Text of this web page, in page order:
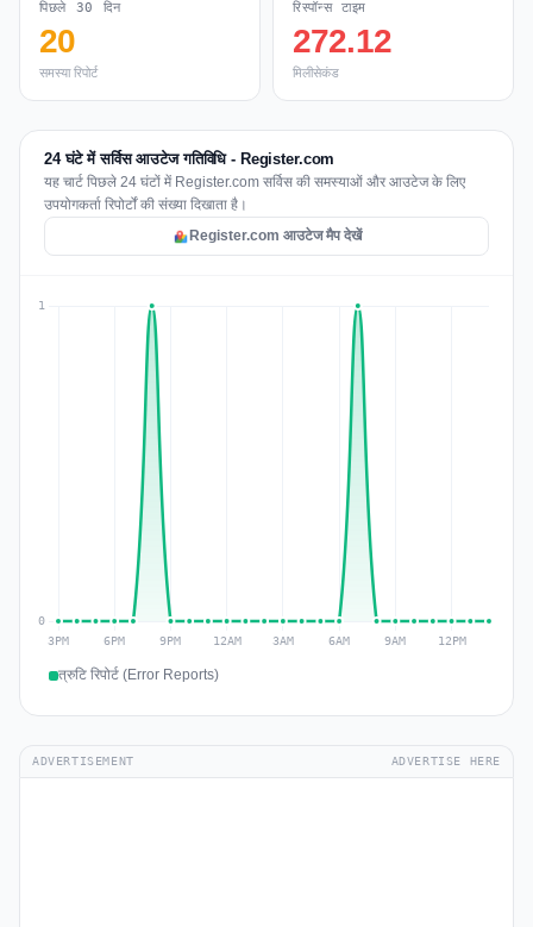
पिछले 30 दिन
20
समस्या रिपोर्ट
रिस्पॉन्स टाइम
272.12
मिलीसेकंड
24 घंटे में सर्विस आउटेज गतिविधि - Register.com
यह चार्ट पिछले 24 घंटों में Register.com सर्विस की समस्याओं और आउटेज के लिए
उपयोगकर्ता रिपोर्टों की संख्या दिखाता है।
Register.com आउटेज मैप देखें
त्रुटि रिपोर्ट (Error Reports)
ADVERTISEMENT ADVERTISE HERE